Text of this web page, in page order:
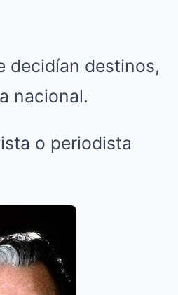
decidían destinos,
nacional.
o periodista